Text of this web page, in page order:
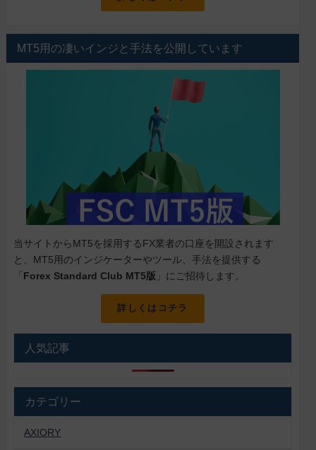
MT5用の凄いインジと手法を公開しています
当サイトからMT5を採用するFX業者の口座を開設されます
と、MT5用のインジケーターやツール、手法を提供する
「 Forex Standard Club MT5版 」にご招待します。
詳しくはコチラ
人気記事
カテゴリー
AXIORY